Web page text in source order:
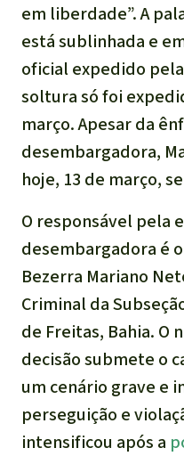
em liberdade”. A
está sublinhada e
oficial expedido
soltura só foi
março. Apesar da
desembargadora,
hoje, 13 de março,
O responsável pela
desembargadora é
Bezerra Mariano
Criminal da
de Freitas, Bahia. O
decisão submete o
um cenário grave e
perseguição e
intensificou após a